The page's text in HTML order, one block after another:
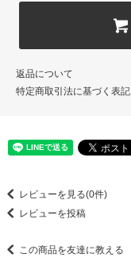
返品について
特定商取引法に基づく表記
レビューを見る(0件)
レビューを投稿
この商品を友達に教える